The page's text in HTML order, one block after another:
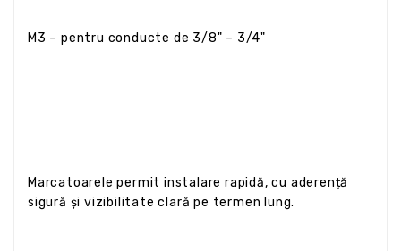
M3 – pentru conducte de 3/8" – 3/4"
Marcatoarele permit instalare rapidă, cu aderență
sigură și vizibilitate clară pe termen lung.